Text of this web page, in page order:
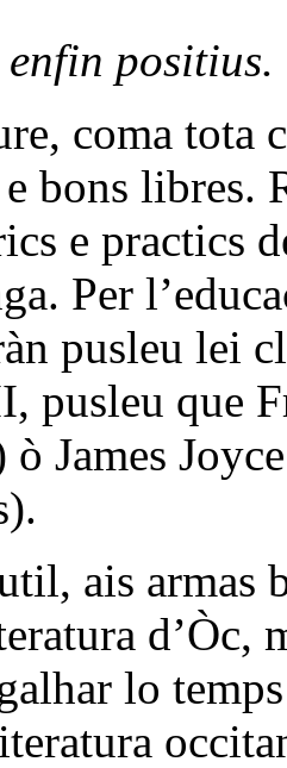
enfin positius.
coma tota
bons libres.
e practics
Per
pusleu lei
pusleu que
James
ais armas
d’Òc,
lo